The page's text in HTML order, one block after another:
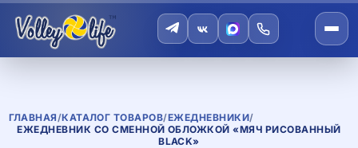
ГЛАВНАЯ/КАТАЛОГ ТОВАРОВ/ЕЖЕДНЕВНИКИ/
ЕЖЕДНЕВНИК СО СМЕННОЙ ОБЛОЖКОЙ «МЯЧ РИСОВАННЫЙ
BLACK»